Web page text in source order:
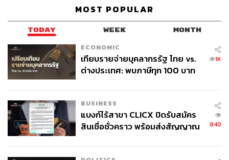
MOST POPULAR
TODAY WEEK MONTH
ECONOMIC
เทียบรายจ่ายบุคลากรรัฐ ไทย vs.
ต่างประเทศ: พบภาษีทุก 100 บาท
1K
BUSINESS
แบงก์ไร้สาขา CLICX ปิดรับสมัคร
สินเชื่อชั่วคราว พร้อมส่งสัญญาณ
840